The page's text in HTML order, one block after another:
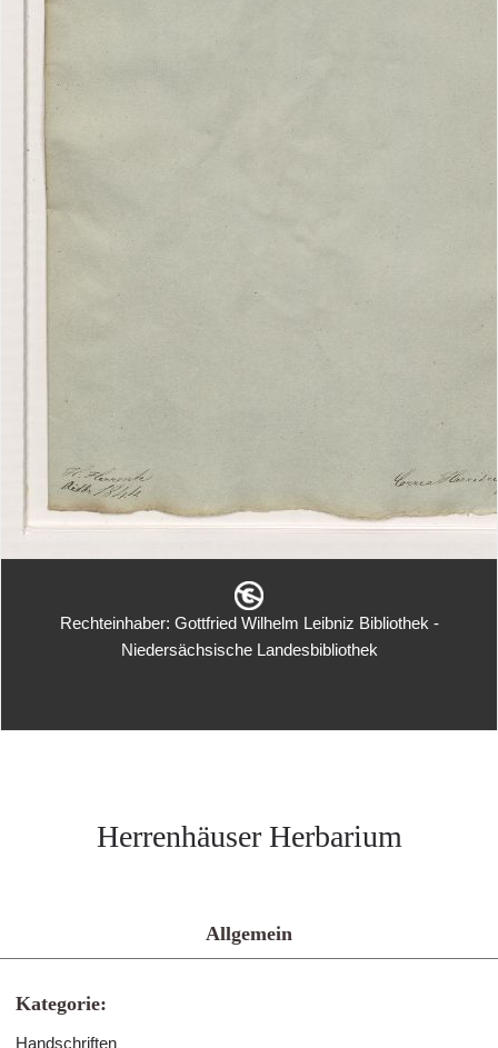
Rechteinhaber: Gottfried Wilhelm Leibniz Bibliothek -
Niedersächsische Landesbibliothek
Herrenhäuser Herbarium
Allgemein
Kategorie:
Handschriften